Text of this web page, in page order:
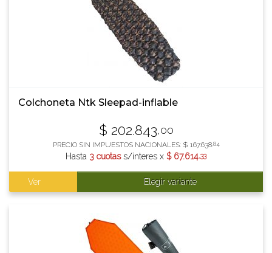
Colchoneta Ntk Sleepad-inflable
$ 202.843,00
PRECIO SIN IMPUESTOS NACIONALES: $ 167.638,84
Hasta 3 cuotass/interes x $ 67.614,33
Ver Elegir variante